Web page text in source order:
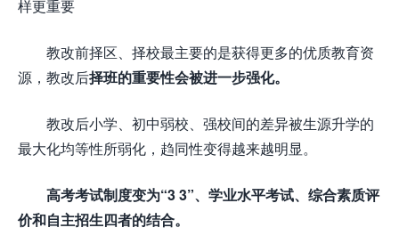
样更重要
教改前择区、择校最主要的是获得更多的优质教育资
源，教改后择班的重要性会被进一步强化。
教改后小学、初中弱校、强校间的差异被生源升学的
最大化均等性所弱化，趋同性变得越来越明显。
高考考试制度变为“3 3”、学业水平考试、综合素质评
价和自主招生四者的结合。